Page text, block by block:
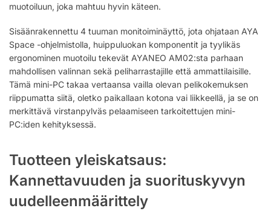
muotoiluun, joka mahtuu hyvin käteen.
Sisäänrakennettu 4 tuuman monitoiminäyttö, jota ohjataan AYA
Space -ohjelmistolla, huippuluokan komponentit ja tyylikäs
ergonominen muotoilu tekevät AYANEO AM02:sta parhaan
mahdollisen valinnan sekä peliharrastajille että ammattilaisille.
Tämä mini-PC takaa vertaansa vailla olevan pelikokemuksen
riippumatta siitä, oletko paikallaan kotona vai liikkeellä, ja se on
merkittävä virstanpylväs pelaamiseen tarkoitettujen mini-
PC:iden kehityksessä.
Tuotteen yleiskatsaus:
Kannettavuuden ja suorituskyvyn
uudelleenmäärittely